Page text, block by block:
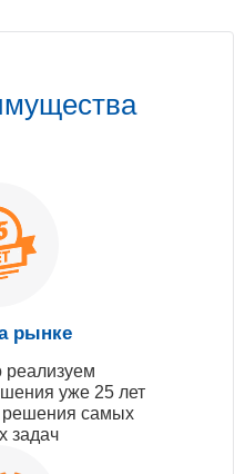
рынке
уже 25 лет
решения самых
задач